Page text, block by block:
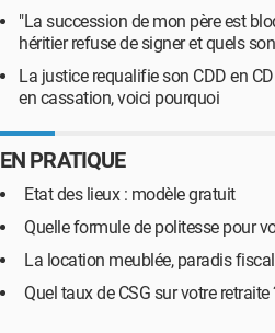
"La succession de mon père est
héritier refuse de signer et quels
La justice requalifie son CDD en
en cassation, voici pourquoi
EN PRATIQUE
Etat des lieux : modèle gratuit
Quelle formule de politesse pour
La location meublée, paradis
Quel taux de CSG sur votre retraite